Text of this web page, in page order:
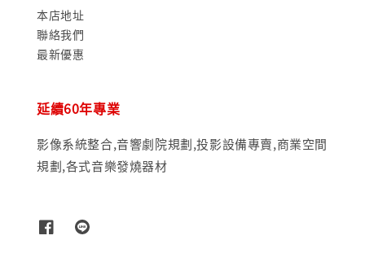
本店地址
聯絡我們
最新優惠
延續60年專業
影像系統整合,音響劇院規劃,投影設備專賣,商業空間
規劃,各式音樂發燒器材